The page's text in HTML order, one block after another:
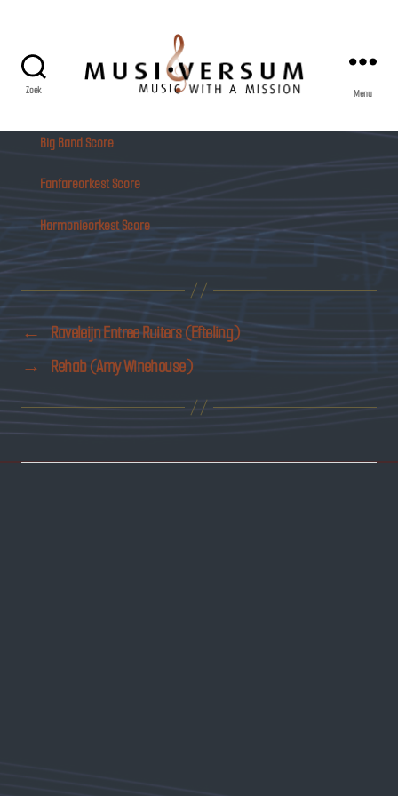
Zoek Menu
Big Band Score
Fanfareorkest Score
Harmonieorkest Score
←
Raveleijn Entree Ruiters (Efteling)
→
Rehab (Amy Winehouse)